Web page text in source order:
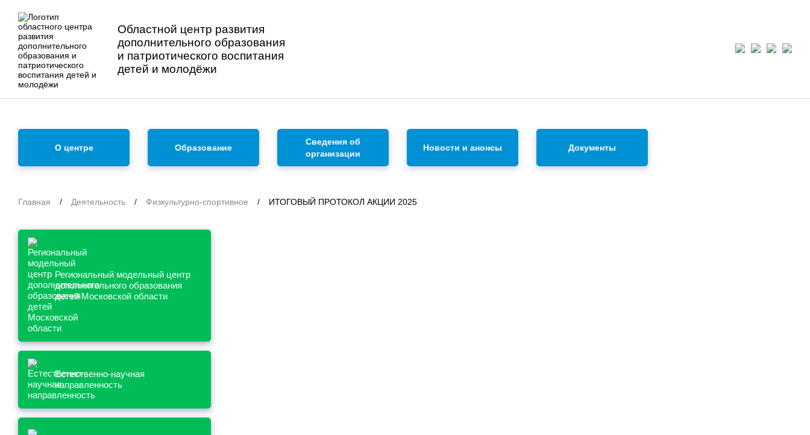
Областной центр развития
дополнительного образования
и патриотического воспитания
детей и молодёжи
О центре Образование
Сведения об
организации
Новости и анонсы Документы
Главная / Деятельность / Физкультурно-спортивное / ИТОГОВЫЙ ПРОТОКОЛ АКЦИИ 2025
Региональный модельный центр
дополнительного образования
детей Московской области
Естественно-научная
направленность